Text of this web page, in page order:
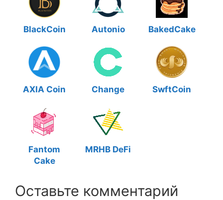
BlackCoin Autonio BakedCake
AXIA Coin Change SwftCoin
Fantom
Cake
MRHB DeFi
Оставьте комментарий